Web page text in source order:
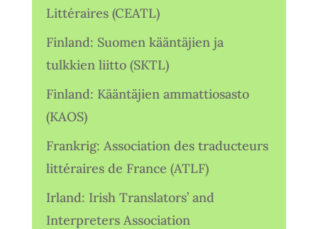
Littéraires (CEATL)
Finland: Suomen kääntäjien ja
tulkkien liitto (SKTL)
Finland: Kääntäjien ammattiosasto
(KAOS)
Frankrig: Association des traducteurs
littéraires de France (ATLF)
Irland: Irish Translators’ and
Interpreters Association